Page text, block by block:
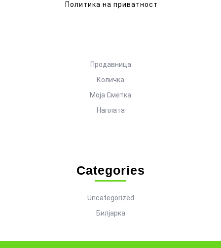
Политика на приватност
Продавница
Количка
Моја Сметка
Наплата
Categories
Uncategorized
Билјарка